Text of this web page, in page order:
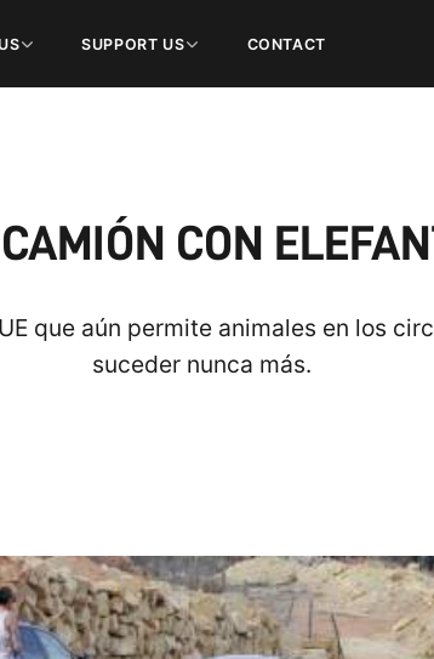
SUPPORT US CONTACT
CON
que aún permite animales en los
suceder nunca más.